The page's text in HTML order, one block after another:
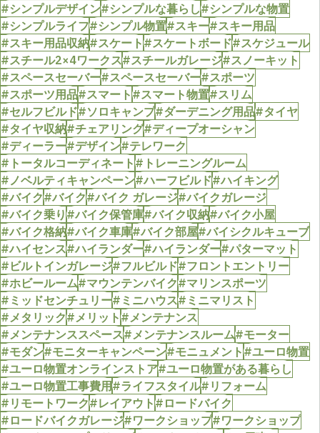
#シンプルデザイン#シンプルな暮らし#シンプルな物置
#シンプルライフ#シンプル物置#スキー#スキー用品
#スキー用品収納#スケート#スケートボード#スケジュール
#スチール2×4ワークス#スチールガレージ#スノーキット
#スペースセーバー#スペースセーバー#スポーツ
#スポーツ用品#スマート#スマート物置#スリム
#セルフビルド#ソロキャンプ#ダーデニング用品#タイヤ
#タイヤ収納#チェアリング#ディープオーシャン
#ディーラー#デザイン#テレワーク
#トータルコーディネート#トレーニングルーム
#ノベルティキャンペーン#ハーフビルド#ハイキング
#バイク#バイク#バイク ガレージ#バイクガレージ
#バイク乗り#バイク保管庫#バイク収納#バイク小屋
#バイク格納#バイク車庫#バイク部屋#バイシクルキューブ
#ハイセンス#ハイランダー#ハイランダー#パターマット
#ビルトインガレージ#フルビルド#フロントエントリー
#ホビールーム#マウンテンバイク#マリンスポーツ
#ミッドセンチュリー#ミニハウス#ミニマリスト
#メタリック#メリット#メンテナンス
#メンテナンススペース#メンテナンスルーム#モーター
#モダン#モニターキャンペーン#モニュメント#ユーロ物置
#ユーロ物置オンラインストア#ユーロ物置がある暮らし
#ユーロ物置工事費用#ライフスタイル#リフォーム
#リモートワーク#レイアウト#ロードバイク
#ロードバイクガレージ#ワークショップ#ワークショップ